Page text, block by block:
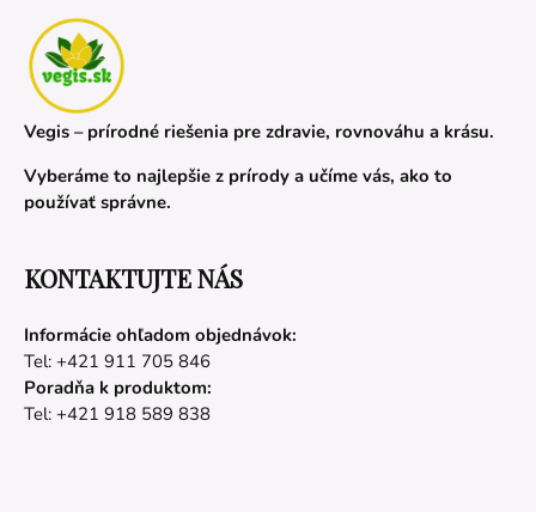
Vegis – prírodné riešenia pre zdravie, rovnováhu a krásu.
Vyberáme to najlepšie z prírody a učíme vás, ako to
používať správne.
KONTAKTUJTE NÁS
Informácie ohľadom objednávok:
Tel: +421 911 705 846
Poradňa k produktom:
Tel: +421 918 589 838